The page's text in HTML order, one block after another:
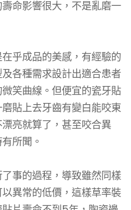
命影響很大，不是亂磨一
乎成品的美感，有經驗的
各種需求設計出適合患者
笑曲線。但便宜的瓷牙貼
貼上去牙齒有變白能咬東
亮就算了，甚至咬合異
所聞。
事的過程，導致雖然同樣
異常的低價，這樣草率裝